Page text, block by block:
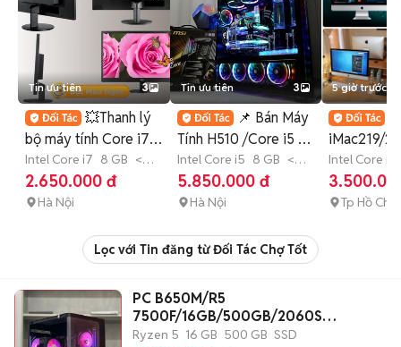
Tin ưu tiên 3
💥Thanh lý
bộ máy tính Core i7 -
Thanh lý chỉ >2tr
Intel Core i7 8 GB <
128 GB SSD
2.650.000 đ
Hà Nội
Tin ưu tiên 3
📌 Bán Máy
Tính H510 /Core i5 -
i3 / Ful Giá Rẻ 💯
Intel Core i5 8 GB <
128 GB
SSD
5.850.000 đ
Hà Nội
5 giờ trước
iMac219/
Corei5/8g/
512G/1TB
ship
Intel Core i5
TB
SSD
Tp Hồ Chí
Lọc với Tin đăng từ Đối Tác Chợ Tốt
PC B650M/R5
7500F/16GB/500GB/2060S
6G/550W/CASE
Ryzen 5 16 GB 500 GB SSD